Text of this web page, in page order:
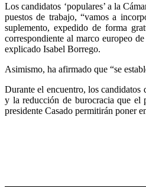
Los candidatos ‘populares’ a la
puestos de trabajo, “vamos a
suplemento, expedido de forma
correspondiente al marco europeo
explicado Isabel Borrego.
Asimismo, ha afirmado que “se
Durante el encuentro, los candidatos
y la reducción de burocracia que el
presidente Casado permitirán poner